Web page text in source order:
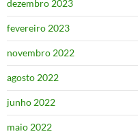
dezembro 2023
fevereiro 2023
novembro 2022
agosto 2022
junho 2022
maio 2022